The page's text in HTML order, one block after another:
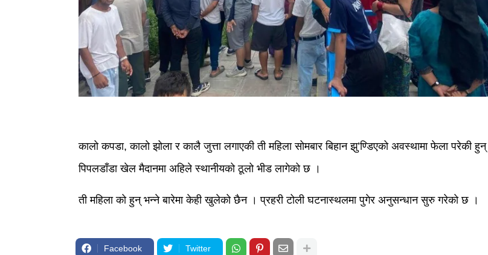
कालो कपडा, कालो झोला र कालै जुत्ता लगाएकी ती महिला सोमबार बिहान झु’ण्डिएको अवस्थामा फेला परेकी हुन्
पिपलडाँडा खेल मैदानमा अहिले स्थानीयको ठूलो भीड लागेको छ ।
ती महिला को हुन् भन्ने बारेमा केही खुलेको छैन । प्रहरी टोली घटनास्थलमा पुगेर अनुसन्धान सुरु गरेकाे छ ।
Facebook Twitter